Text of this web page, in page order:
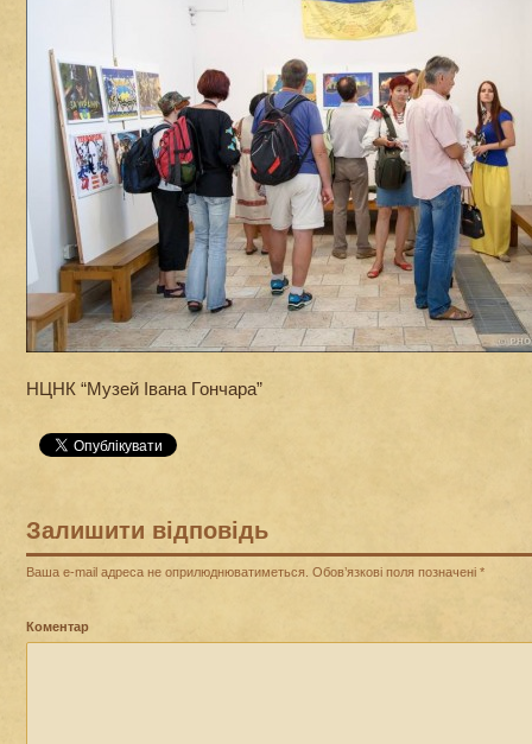
НЦНК “Музей Івана Гончара”
Залишити відповідь
Ваша e-mail адреса не оприлюднюватиметься. Обов’язкові поля позначені *
Коментар